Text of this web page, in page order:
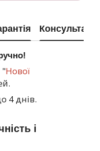
Консультація
"Нової
4 днів.
і